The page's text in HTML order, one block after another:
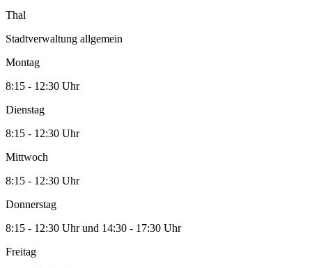
Thal
Stadtverwaltung allgemein
Montag
8:15 - 12:30 Uhr
Dienstag
8:15 - 12:30 Uhr
Mittwoch
8:15 - 12:30 Uhr
Donnerstag
8:15 - 12:30 Uhr und 14:30 - 17:30 Uhr
Freitag